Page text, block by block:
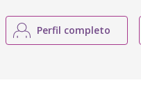
Perfil completo